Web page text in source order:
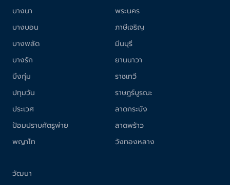
บางนา
บางบอน
บางพลัด
บางรัก
บึงกุ่ม
ปทุมวัน
ประเวศ
ป้อมปราบศัตรูพ่าย
พญาไท
พระนคร
ภาษีเจริญ
มีนบุรี
ยานนาวา
ราชเทวี
ราษฎร์บูรณะ
ลาดกระบัง
ลาดพร้าว
วังทองหลาง
วัฒนา